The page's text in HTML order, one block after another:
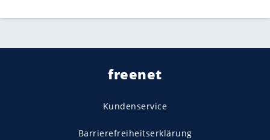
freenet
Kundenservice
Barrierefreiheitserklärung